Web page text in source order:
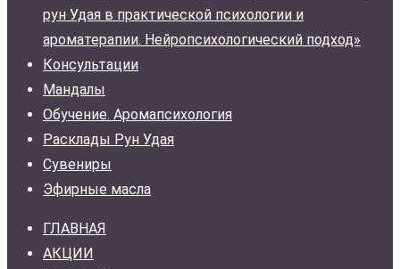
рун Удая в практической психологии и
ароматерапии. Нейропсихологический подход»
Консультации
Мандалы
Обучение. Аромапсихология
Расклады Рун Удая
Сувениры
Эфирные масла
ГЛАВНАЯ
АКЦИИ